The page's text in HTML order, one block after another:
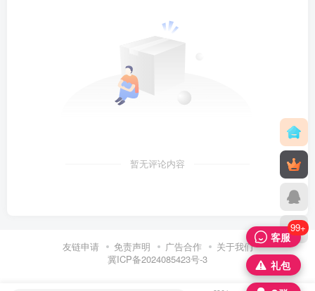
暂无评论内容
友链申请 免责声明 广告合作
关于我们
冀ICP备2024085423号-3
客服
99+
礼包